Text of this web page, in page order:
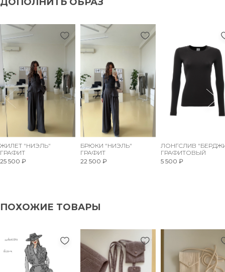
ЖИЛЕТ "НИЭЛЬ"
ГРАФИТ
25 500 ₽
БРЮКИ "НИЭЛЬ"
ГРАФИТ
22 500 ₽
ЛОНГСЛИВ
ГРАФИТОВЫЙ
5 500 ₽
ПОХОЖИЕ ТОВАРЫ